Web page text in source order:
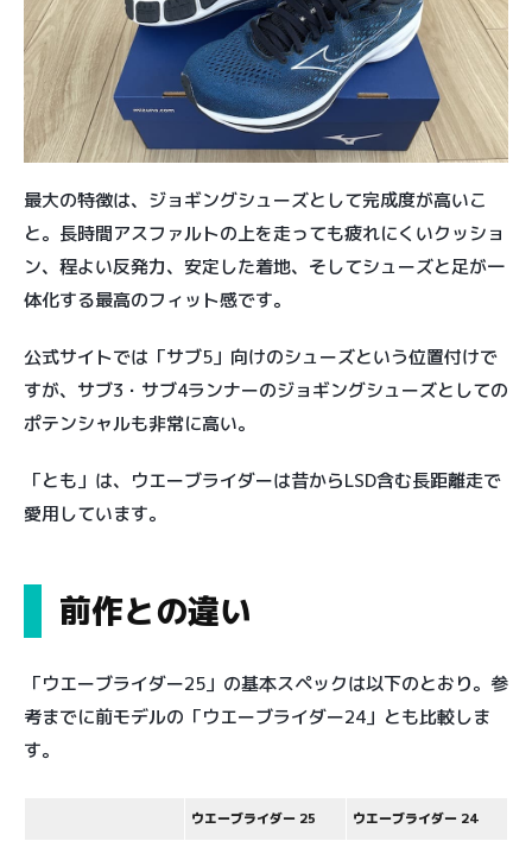
最大の特徴は、ジョギングシューズとして完成度が高いこ
と。長時間アスファルトの上を走っても疲れにくいクッショ
ン、程よい反発力、安定した着地、そしてシューズと足が一
体化する最高のフィット感です。
公式サイトでは「サブ5」向けのシューズという位置付けで
すが、サブ3・サブ4ランナーのジョギングシューズとしての
ポテンシャルも非常に高い。
「とも」は、ウエーブライダーは昔からLSD含む長距離走で
愛用しています。
前作との違い
「ウエーブライダー25」の基本スペックは以下のとおり。参
考までに前モデルの「ウエーブライダー24」とも比較しま
す。
ウエーブライダー 25 ウエーブライダー 24